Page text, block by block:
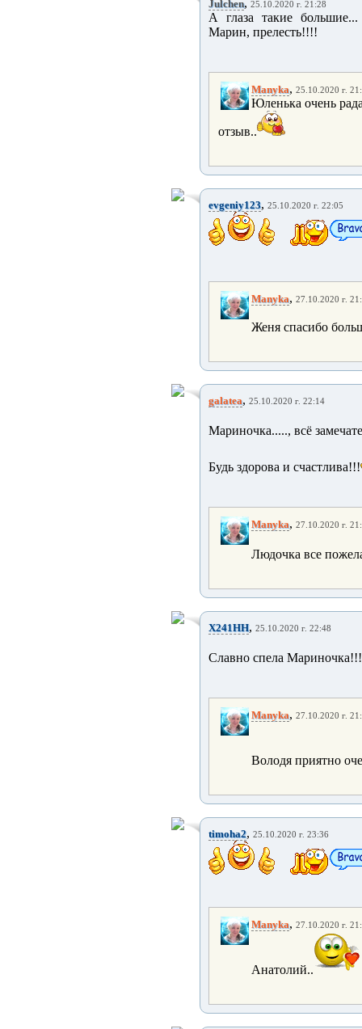
Julchen, 25.10.2020 г. 21:28
А глаза такие
Марин, прелесть!!!!
Manyka, 25.10.2020 г.
Юленька очень
отзыв..
evgeniy123, 25.10.2020 г. 22:05
Manyka, 27.10.2020 г.
Женя спасибо
galatea, 25.10.2020 г. 22:14
Мариночка....., всё
Будь здорова и счастлива!!!
Manyka, 27.10.2020 г.
Людочка все
X241HH, 25.10.2020 г. 22:48
Славно спела
Manyka, 27.10.2020 г.
Володя приятно
timoha2, 25.10.2020 г. 23:36
Manyka, 27.10.2020 г.
Анатолий..